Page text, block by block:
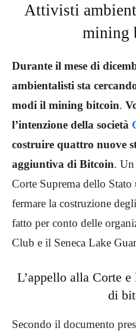
Attivisti
mining
Durante il mese di
ambientalisti sta
modi il mining bitcoin.
l’intenzione della società
costruire quattro nuove
aggiuntiva di Bitcoin. Un
Corte Suprema dello
fermare la costruzione
fatto per conto delle
Club e il Seneca Lake
L’appello alla Corte
di
Secondo il documento